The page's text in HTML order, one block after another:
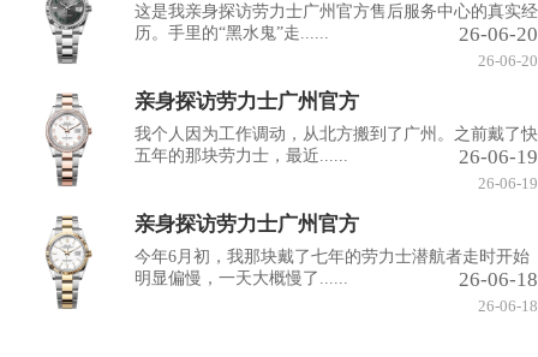
这是我亲身探访劳力士广州官方售后服务中心的真实经
历。手里的“黑水鬼”走......
26-06-20
26-06-20
亲身探访劳力士广州官方
我个人因为工作调动，从北方搬到了广州。之前戴了快
五年的那块劳力士，最近......
26-06-19
26-06-19
亲身探访劳力士广州官方
今年6月初，我那块戴了七年的劳力士潜航者走时开始
明显偏慢，一天大概慢了......
26-06-18
26-06-18